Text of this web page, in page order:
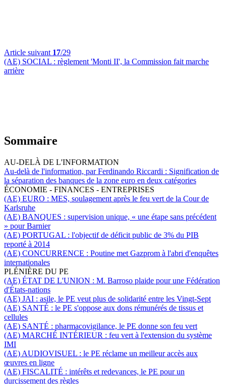
Article suivant 17/29
(AE) SOCIAL : règlement 'Monti II', la Commission fait marche
arrière
Sommaire
AU-DELÀ DE L'INFORMATION
Au-delà de l'information, par Ferdinando Riccardi : Signification de
la séparation des banques de la zone euro en deux catégories
ÉCONOMIE - FINANCES - ENTREPRISES
(AE) EURO : MES, soulagement après le feu vert de la Cour de
Karlsruhe
(AE) BANQUES : supervision unique, « une étape sans précédent
» pour Barnier
(AE) PORTUGAL : l'objectif de déficit public de 3% du PIB
reporté à 2014
(AE) CONCURRENCE : Poutine met Gazprom à l'abri d'enquêtes
internationales
PLÉNIÈRE DU PE
(AE) ÉTAT DE L'UNION : M. Barroso plaide pour une Fédération
d'États-nations
(AE) JAI : asile, le PE veut plus de solidarité entre les Vingt-Sept
(AE) SANTÉ : le PE s'oppose aux dons rémunérés de tissus et
cellules
(AE) SANTÉ : pharmacovigilance, le PE donne son feu vert
(AE) MARCHÉ INTÉRIEUR : feu vert à l'extension du système
IMI
(AE) AUDIOVISUEL : le PE réclame un meilleur accès aux
œuvres en ligne
(AE) FISCALITÉ : intérêts et redevances, le PE pour un
durcissement des règles